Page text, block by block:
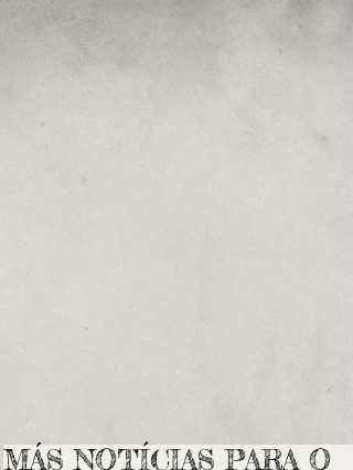
MÁS NOTÍCIAS PARA O